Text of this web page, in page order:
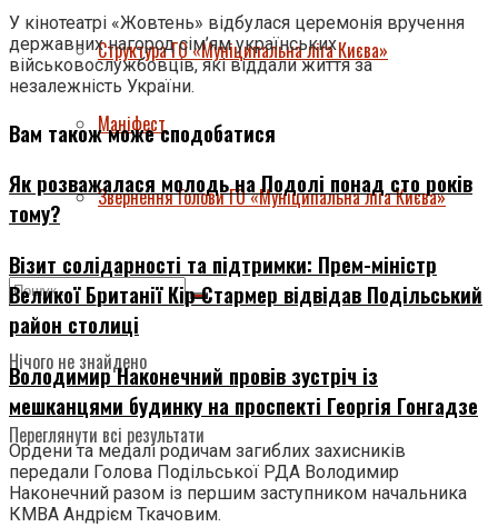
Структура ГО «Муніципальна ліга Києва»
Маніфест
Звернення Голови ГО «Муніципальна ліга Києва»
Нічого не знайдено
Переглянути всі результати
У кінотеатрі «Жовтень» відбулася церемонія вручення
державних нагород сім’ям українських
військовослужбовців, які віддали життя за
незалежність України.
Вам також може сподобатися
Як розважалася молодь на Подолі понад сто років
тому?
Візит солідарності та підтримки: Прем-міністр
Великої Британії Кір Стармер відвідав Подільський
район столиці
Володимир Наконечний провів зустріч із
мешканцями будинку на проспекті Георгія Гонгадзе
Ордени та медалі родичам загиблих захисників
передали Голова Подільської РДА Володимир
Наконечний разом із першим заступником начальника
КМВА Андрієм Ткачовим.